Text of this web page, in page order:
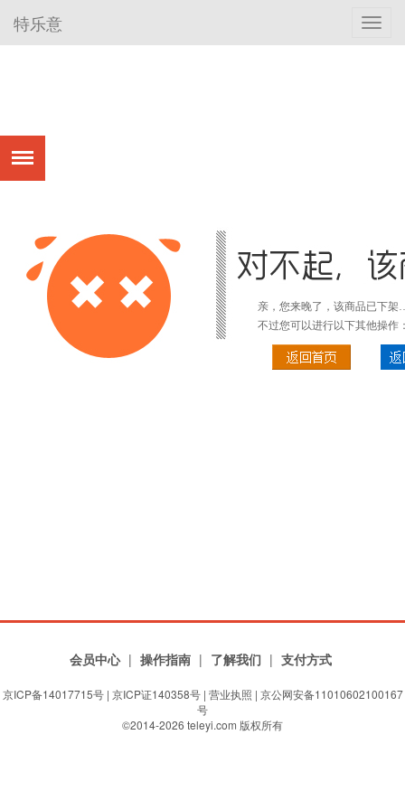
特乐意
亲，您来晚了，该商品已下
不过您可以进行以下其他操作
会员中心 | 操作指南 | 了解我们 | 支付方式
京ICP备14017715号| 京ICP证140358号| 营业执照 | 京公网安备11010602100167
号
©2014-2026 teleyi.com 版权所有